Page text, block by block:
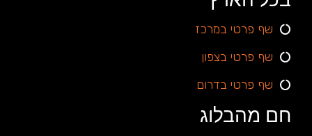
שף פרטי במרכז
שף פרטי בצפון
שף פרטי בדרום
חם מהבלוג